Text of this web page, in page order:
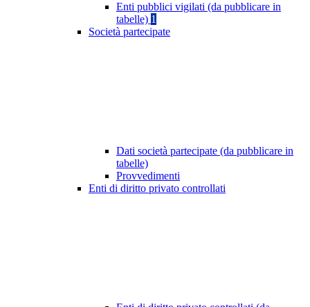
Enti pubblici vigilati (da pubblicare in
tabelle) 1
Società partecipate
Dati società partecipate (da pubblicare in
tabelle)
Provvedimenti
Enti di diritto privato controllati